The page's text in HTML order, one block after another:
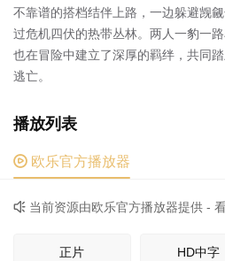
不靠谱的搭档结伴上路，一边躲避觊
过危机四伏的热带丛林。两人一豹一
也在冒险中建立了深厚的羁绊，共同
逃亡。
播放列表
 欧乐官方播放器
 当前资源由欧乐官方播放器提供 -
正片 HD中字